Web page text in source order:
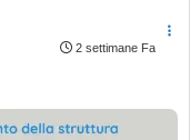
2 settimane Fa